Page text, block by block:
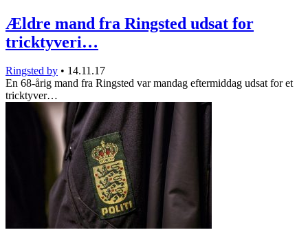
Ældre mand fra Ringsted udsat for
tricktyveri…
Ringsted by • 14.11.17
En 68-årig mand fra Ringsted var mandag eftermiddag udsat for et
tricktyver…